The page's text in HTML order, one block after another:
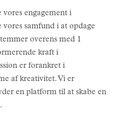
engagement i
samfund i at opdage
overens med 1
kraft i
er forankret i
af kreativitet. Vi er
en platform til at skabe en